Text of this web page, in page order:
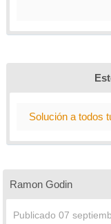
Solución a todos
Ramon Godin
Publicado 07